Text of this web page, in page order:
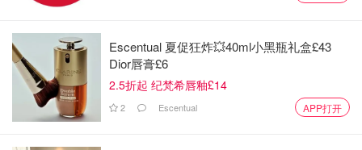
什么伊
曼彻斯特2025年圣诞市集11月7日开
Escentual 夏促狂炸💥40ml小黑瓶礼盒£43
Dior唇膏£6
2.5折起 纪梵希唇釉£14
2 Escentual APP打开